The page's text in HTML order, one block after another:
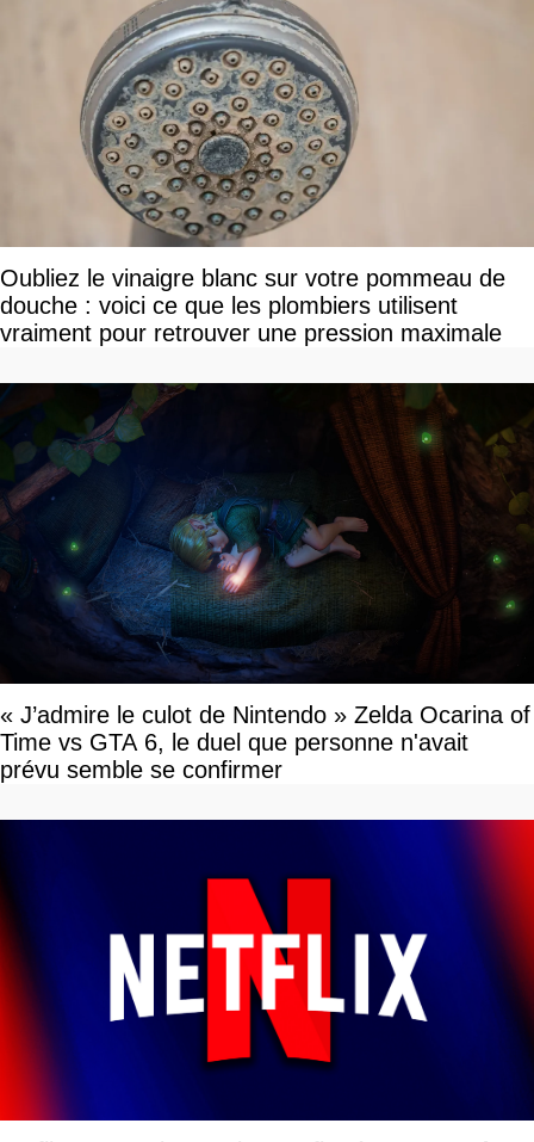
Oubliez le vinaigre blanc sur votre pommeau de
douche : voici ce que les plombiers utilisent
vraiment pour retrouver une pression maximale
« J’admire le culot de Nintendo » Zelda Ocarina of
Time vs GTA 6, le duel que personne n'avait
prévu semble se confirmer